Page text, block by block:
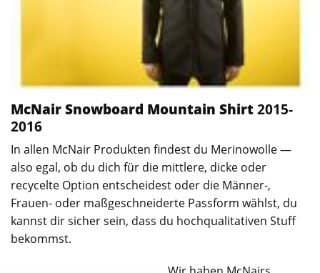
McNair Snowboard Mountain Shirt2015-
2016
In allen McNair Produkten findest du Merinowolle —
also egal, ob du dich für die mittlere, dicke oder
recycelte Option entscheidest oder die Männer-,
Frauen- oder maßgeschneiderte Passform wählst, du
kannst dir sicher sein, dass du hochqualitativen Stuff
bekommst.